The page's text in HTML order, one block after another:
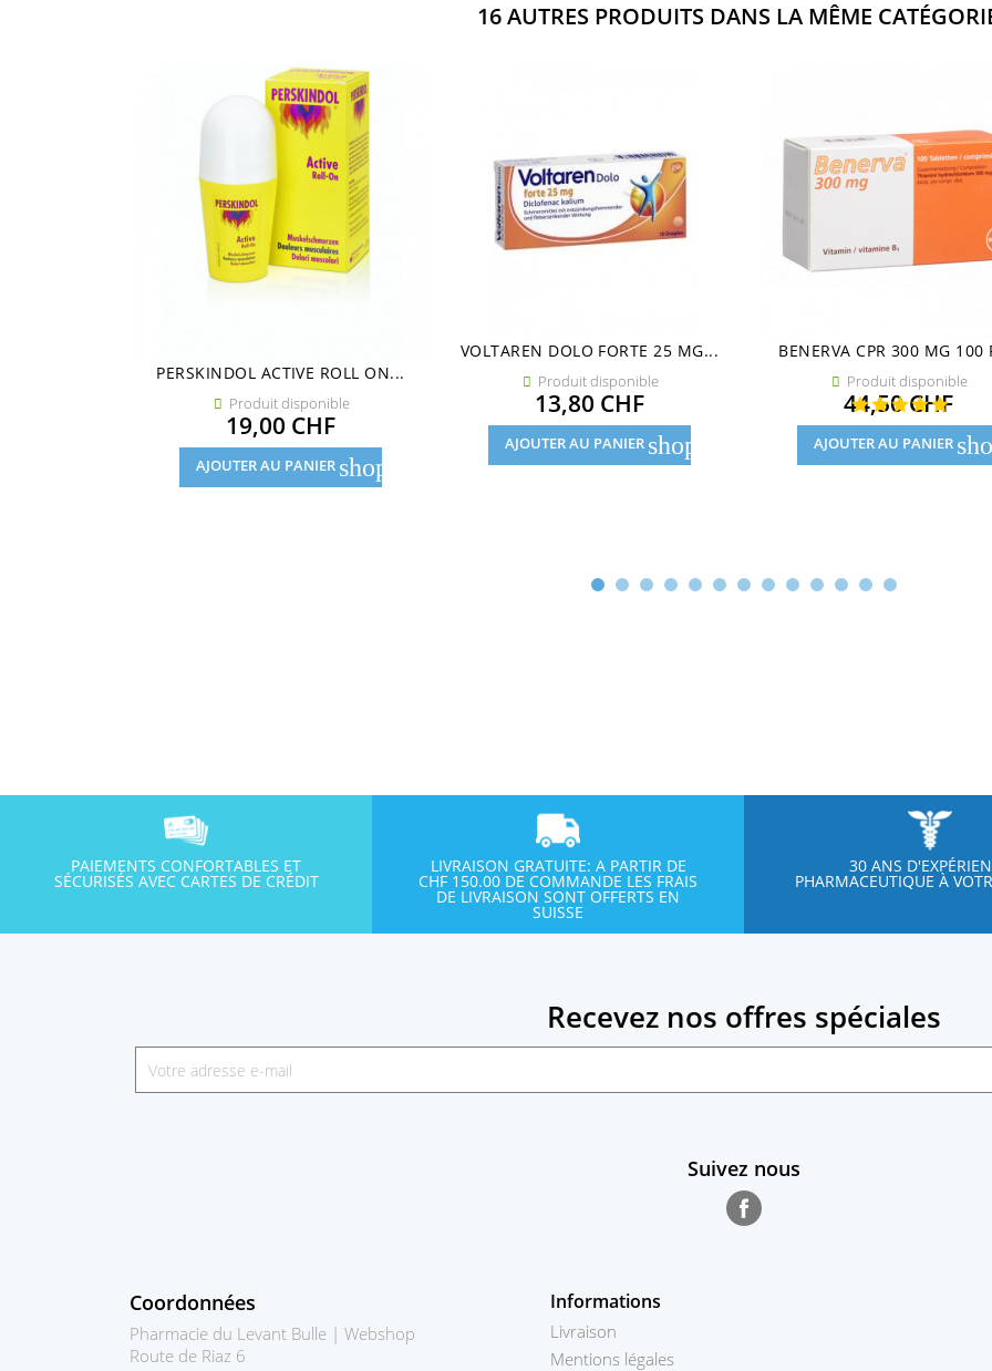
16 AUTRES PRODUITS DANS LA MÊME
PERSKINDOL ACTIVE ROLL ON...
 Produit disponible
Prix
19,00 CHF
AJOUTER AU PANIER shopping_cart
VOLTAREN DOLO FORTE 25 MG...
 Produit disponible
Prix
13,80 CHF
AJOUTER AU PANIER shopping_cart
BENERVA CPR 300 MG 100
 Produit disponible
Prix
44,50 CHF
AJOUTER AU PANIER
PAIEMENTS CONFORTABLES ET
SÉCURISÉS AVEC CARTES DE CRÉDIT
LIVRAISON GRATUITE: A PARTIR DE
CHF 150.00 DE COMMANDE LES FRAIS
DE LIVRAISON SONT OFFERTS EN
SUISSE
30 ANS
PHARMACEUTIQUE À
Recevez nos offres spéciales
Suivez nous
Coordonnées
Pharmacie du Levant Bulle | Webshop
Route de Riaz 6
Informations
Livraison
Mentions légales